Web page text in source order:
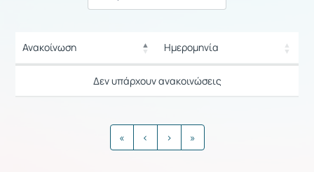
Ανακοίνωση
Ημερομηνία
Ρυθμίσεις επιλογής /
Ρυθμίσεις επιλογής /
Δεν υπάρχουν ανακοινώσεις
« ‹ › »